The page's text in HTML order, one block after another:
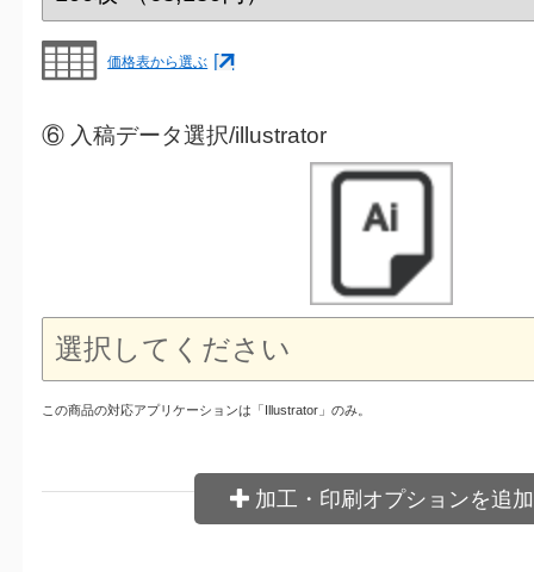
価格表から選ぶ
⑥ 入稿データ選択/illustrator
この商品の対応アプリケーションは「Illustrator」のみ。
加工・印刷オプションを追加